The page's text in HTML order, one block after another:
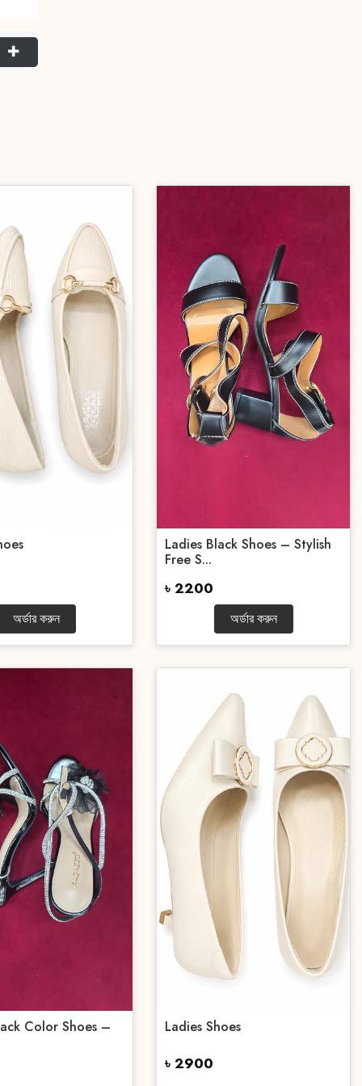
অর্ডার করুন
Ladies Black Shoes – Stylish
Free S...
৳ 2200
অর্ডার করুন
Color Shoes –
Ladies Shoes
৳ 2900